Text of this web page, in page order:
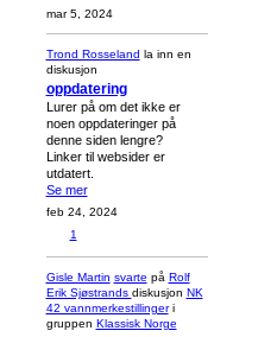
mar 5, 2024
Trond Rosseland la inn en
diskusjon
oppdatering
Lurer på om det ikke er
noen oppdateringer på
denne siden lengre?
Linker til websider er
utdatert.
Se mer
feb 24, 2024
1
Gisle Martin svarte på Rolf
Erik Sjøstrands diskusjon NK
42 vannmerkestillingeri
gruppen Klassisk Norge